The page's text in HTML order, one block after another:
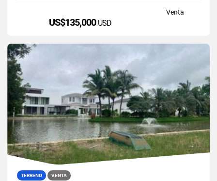
Venta
US$135,000 USD
TERRENO VENTA